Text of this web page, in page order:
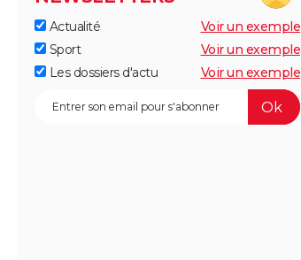
Actualité
Voir un exemple
Sport
Voir un exemple
Les dossiers d'actu
Voir un exemple